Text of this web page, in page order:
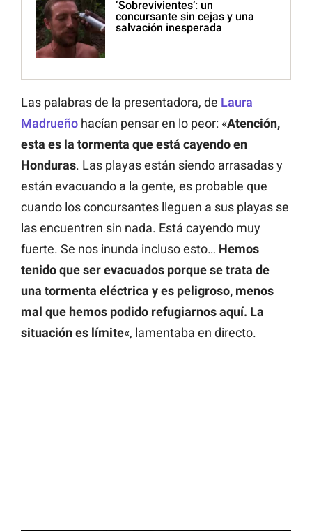
‘Sobrevivientes’: un
concursante sin cejas y una
salvación inesperada
Las palabras de la presentadora, de Laura
Madrueño hacían pensar en lo peor: «Atención,
esta es la tormenta que está cayendo en
Honduras. Las playas están siendo arrasadas y
están evacuando a la gente, es probable que
cuando los concursantes lleguen a sus playas se
las encuentren sin nada. Está cayendo muy
fuerte. Se nos inunda incluso esto… Hemos
tenido que ser evacuados porque se trata de
una tormenta eléctrica y es peligroso, menos
mal que hemos podido refugiarnos aquí. La
situación es límite«, lamentaba en directo.